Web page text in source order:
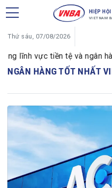
HIỆP
VIETNAM
Thứ sáu, 07/08/2026
lĩnh vực tiền tệ và ngân hàng
NGÂN HÀNG TỐT NHẤT